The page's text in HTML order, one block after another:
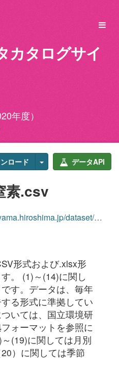
カタログサイ
年度）
ロード データAPI
素.csv
resource/85fced45-9cd1-46cd-91c4-76ba7afdd01f/download/j342020_02-no.csv
形式および.xlsx形
。 (1)～(14)に関し
す。データは、毎年
る形式に準拠してい
いては、国立環境研
ォーマットを参照に
(19)に関しては月別
）に関しては季節